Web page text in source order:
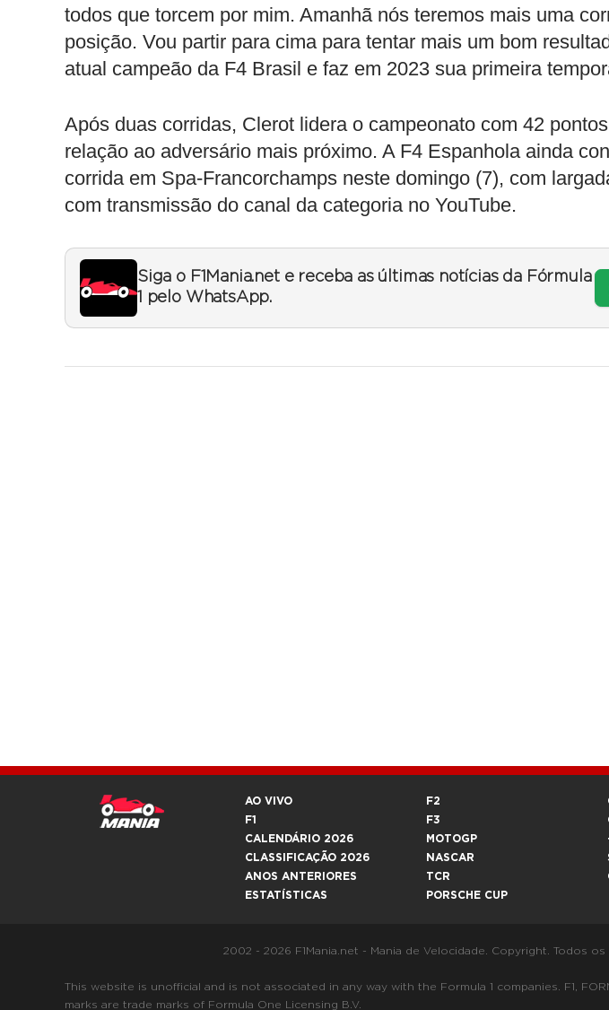
todos que torcem por mim. Amanhã nós teremos mais uma
posição. Vou partir para cima para tentar mais um bom
atual campeão da F4 Brasil e faz em 2023 sua primeira
Após duas corridas, Clerot lidera o campeonato com 42
relação ao adversário mais próximo. A F4 Espanhola ainda
corrida em Spa-Francorchamps neste domingo (7), com
com transmissão do canal da categoria no YouTube.
Siga o F1Mania.net e receba as últimas notícias da Fórmula
1 pelo WhatsApp.
AO VIVO
F1
CALENDÁRIO 2026
CLASSIFICAÇÃO 2026
ANOS ANTERIORES
ESTATÍSTICAS
F2
F3
MOTOGP
NASCAR
TCR
PORSCHE CUP
2002 - 2026 F1Mania.net - Mania de Velocidade. Copyright. Todos
This website is unofficial and is not associated in any way with the Formula 1 companies. F1,
marks are trade marks of Formula One Licensing B.V.